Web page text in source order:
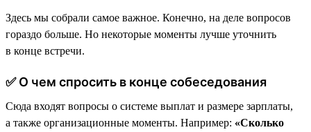
Здесь мы собрали самое важное. Конечно, на деле вопросов
гораздо больше. Но некоторые моменты лучше уточнить
в конце встречи.
✅ О чем спросить в конце собеседования
Сюда входят вопросы о системе выплат и размере зарплаты,
а также организационные моменты. Например: «Сколько